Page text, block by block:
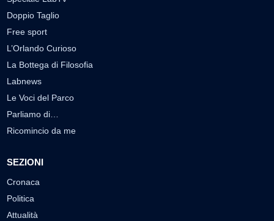
Doppio Taglio
Free sport
L’Orlando Curioso
La Bottega di Filosofia
Labnews
Le Voci del Parco
Parliamo di…
Ricomincio da me
SEZIONI
Cronaca
Politica
Attualità